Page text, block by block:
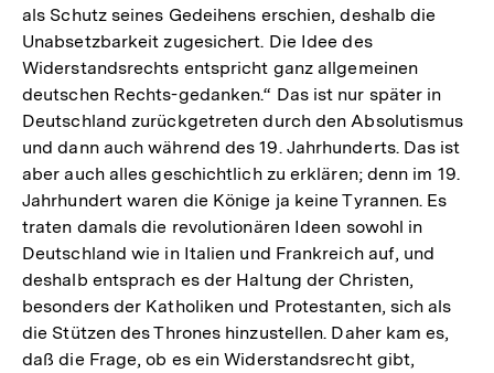
als Schutz seines Gedeihens erschien, deshalb die
Unabsetzbarkeit zugesichert. Die Idee des
Widerstandsrechts entspricht ganz allgemeinen
deutschen Rechts-gedanken.“ Das ist nur später in
Deutschland zurückgetreten durch den Absolutismus
und dann auch während des 19. Jahrhunderts. Das ist
aber auch alles geschichtlich zu erklären; denn im 19.
Jahrhundert waren die Könige ja keine Tyrannen. Es
traten damals die revolutionären Ideen sowohl in
Deutschland wie in Italien und Frankreich auf, und
deshalb entsprach es der Haltung der Christen,
besonders der Katholiken und Protestanten, sich als
die Stützen des Thrones hinzustellen. Daher kam es,
daß die Frage, ob es ein Widerstandsrecht gibt,